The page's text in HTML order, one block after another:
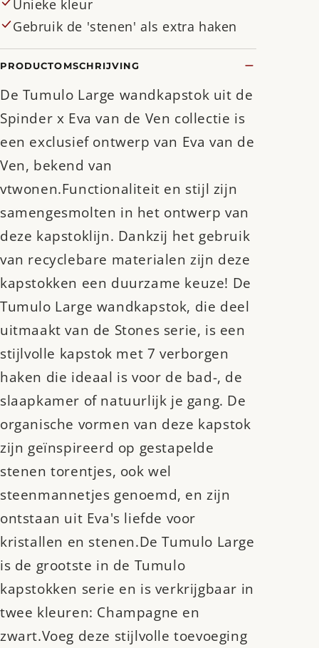
Unieke kleur
Gebruik de 'stenen' als extra haken
PRODUCTOMSCHRIJVING
De Tumulo Large wandkapstok uit de
Spinder x Eva van de Ven collectie is
een exclusief ontwerp van Eva van de
Ven, bekend van
vtwonen.Functionaliteit en stijl zijn
samengesmolten in het ontwerp van
deze kapstoklijn. Dankzij het gebruik
van recyclebare materialen zijn deze
kapstokken een duurzame keuze! De
Tumulo Large wandkapstok, die deel
uitmaakt van de Stones serie, is een
stijlvolle kapstok met 7 verborgen
haken die ideaal is voor de bad-, de
slaapkamer of natuurlijk je gang. De
organische vormen van deze kapstok
zijn geïnspireerd op gestapelde
stenen torentjes, ook wel
steenmannetjes genoemd, en zijn
ontstaan uit Eva's liefde voor
kristallen en stenen.De Tumulo Large
is de grootste in de Tumulo
kapstokken serie en is verkrijgbaar in
twee kleuren: Champagne en
zwart.Voeg deze stijlvolle toevoeging